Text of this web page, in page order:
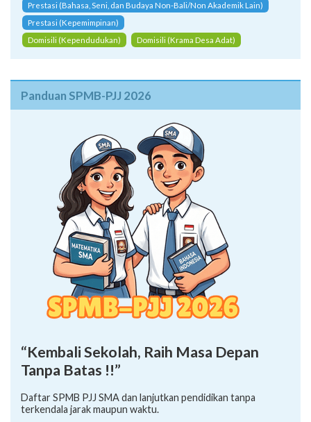
Prestasi (Bahasa, Seni, dan Budaya Non-Bali/Non Akademik Lain)
Prestasi (Kepemimpinan)
Domisili (Kependudukan)
Domisili (Krama Desa Adat)
Panduan SPMB-PJJ 2026
“Kembali Sekolah, Raih Masa Depan
Tanpa Batas !!”
Daftar SPMB PJJ SMA dan lanjutkan pendidikan tanpa
terkendala jarak maupun waktu.